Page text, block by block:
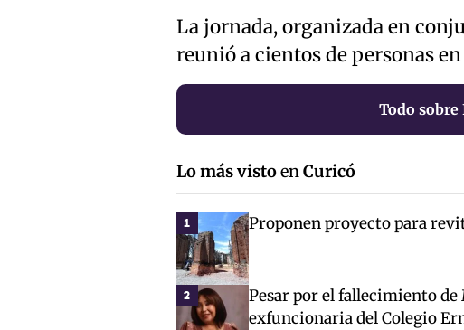
La jornada, organizada en
reunió a cientos de personas
Todo sobre
Lo más vistoenCuricó
1 Proponen proyecto para
2
Pesar por el fallecimiento
exfuncionaria del Colegio